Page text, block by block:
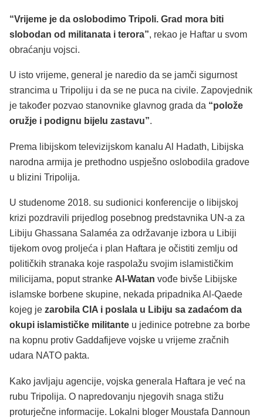
“Vrijeme je da oslobodimo Tripoli. Grad mora biti
slobodan od militanata i terora”, rekao je Haftar u svom
obraćanju vojsci.
U isto vrijeme, general je naredio da se jamči sigurnost
strancima u Tripoliju i da se ne puca na civile. Zapovjednik
je također pozvao stanovnike glavnog grada da “polože
oružje i podignu bijelu zastavu”.
Prema libijskom televizijskom kanalu Al Hadath, Libijska
narodna armija je prethodno uspješno oslobodila gradove
u blizini Tripolija.
U studenome 2018. su sudionici konferencije o libijskoj
krizi pozdravili prijedlog posebnog predstavnika UN-a za
Libiju Ghassana Salaméa za održavanje izbora u Libiji
tijekom ovog proljeća i plan Haftara je očistiti zemlju od
političkih stranaka koje raspolažu svojim islamističkim
milicijama, poput stranke Al-Watan vođe bivše Libijske
islamske borbene skupine, nekada pripadnika Al-Qaede
kojeg je zarobila CIA i poslala u Libiju sa zadaćom da
okupi islamističke militante u jedinice potrebne za borbe
na kopnu protiv Gaddafijeve vojske u vrijeme zračnih
udara NATO pakta.
Kako javljaju agencije, vojska generala Haftara je već na
rubu Tripolija. O napredovanju njegovih snaga stižu
proturječne informacije. Lokalni bloger Moustafa Dannoun